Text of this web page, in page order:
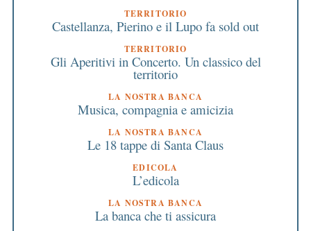
TERRITORIO
Castellanza, Pierino e il Lupo fa sold out
TERRITORIO
Gli Aperitivi in Concerto. Un classico del
territorio
LA NOSTRA BANCA
Musica, compagnia e amicizia
LA NOSTRA BANCA
Le 18 tappe di Santa Claus
EDICOLA
L’edicola
LA NOSTRA BANCA
La banca che ti assicura